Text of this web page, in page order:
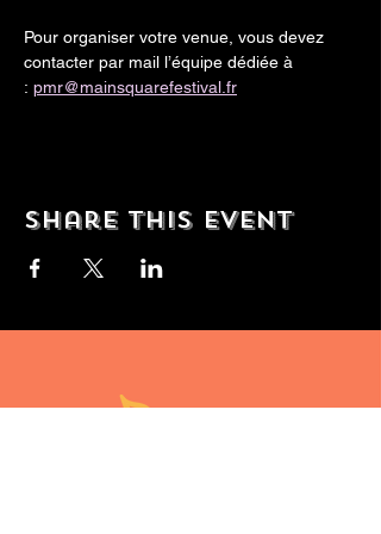
Pour organiser votre venue, vous devez
contacter par mail l’équipe dédiée à
: pmr@mainsquarefestival.fr
Share this event